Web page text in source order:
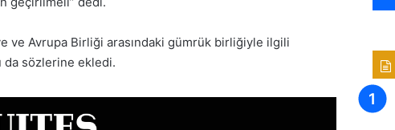
ve Avrupa Birliği arasındaki gümrük birliğiyle ilgili
sözlerine ekledi.